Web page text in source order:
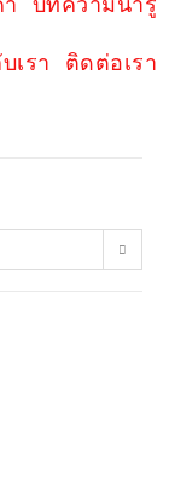
เรา
ติดต่อเรา